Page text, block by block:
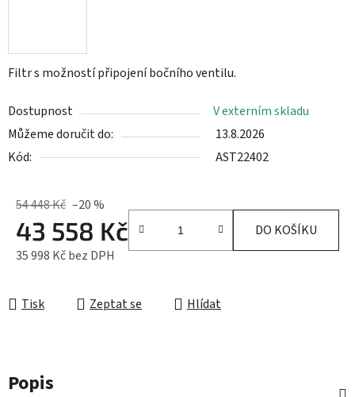
Filtr s možností připojení bočního ventilu.
Dostupnost
V externím skladu
Můžeme doručit do:
13.8.2026
Kód:
AST22402
54 448 Kč –20 %
43 558 Kč
35 998 Kč bez DPH
DO KOŠÍKU
Tisk Zeptat se Hlídat
Popis